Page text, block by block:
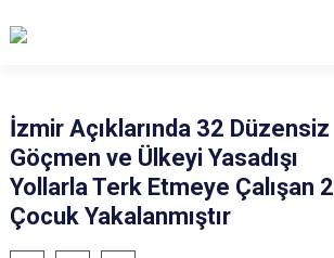
İzmir Açıklarında 32 Düzensiz
Göçmen ve Ülkeyi Yasadışı
Yollarla Terk Etmeye Çalışan 2
Çocuk Yakalanmıştır